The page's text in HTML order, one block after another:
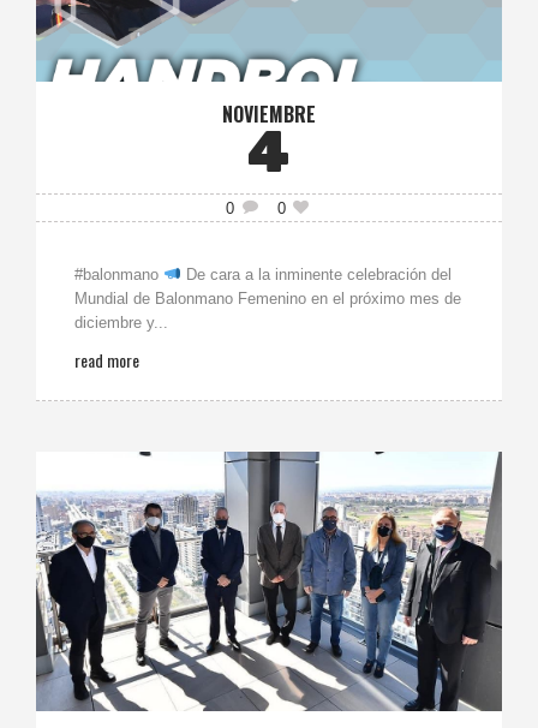
NOVIEMBRE
4
0 0
#balonmano
De cara a la inminente celebración del
Mundial de Balonmano Femenino en el próximo mes de
diciembre y...
read more